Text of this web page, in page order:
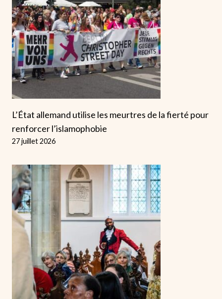
L’État allemand utilise les meurtres de la fierté pour
renforcer l’islamophobie
27 juillet 2026